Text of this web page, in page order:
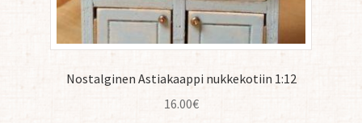
Nostalginen Astiakaappi nukkekotiin 1:12
16.00€